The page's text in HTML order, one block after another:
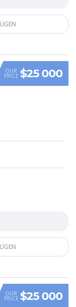
VIDEO
OUR
PRICE $25 000
OUR
PRICE $25 000